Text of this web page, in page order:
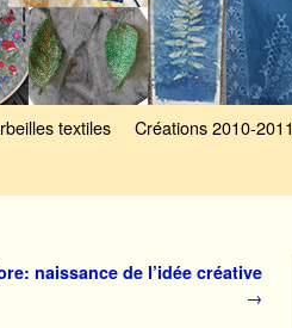
textiles Créations 2010-2011
naissance de l’idée créative
→